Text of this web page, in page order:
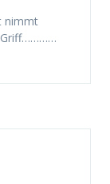
nimmt
Griff…………